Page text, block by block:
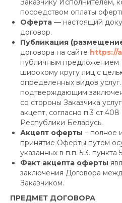
Заказчику Исполнителем,
посредством оплаты
Оферта — настоящий
договор.
Публикация
договора на сайте https://
публичным предложением
широкому кругу лиц с
определенных видов
подтверждающим
со стороны Заказчика
акцепт, согласно п.3
Республики Беларусь.
Акцепт оферты – полное
принятие Оферты путем
указанных в п.п. 5.3.
Факт акцепта оферты
заключения Договора
Заказчиком.
ПРЕДМЕТ ДОГОВОРА